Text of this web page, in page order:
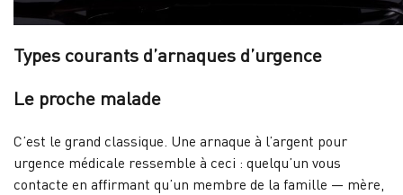
Types courants d’arnaques d’urgence
Le proche malade
C’est le grand classique. Une arnaque à l’argent pour
urgence médicale ressemble à ceci : quelqu’un vous
contacte en affirmant qu’un membre de la famille — mère,